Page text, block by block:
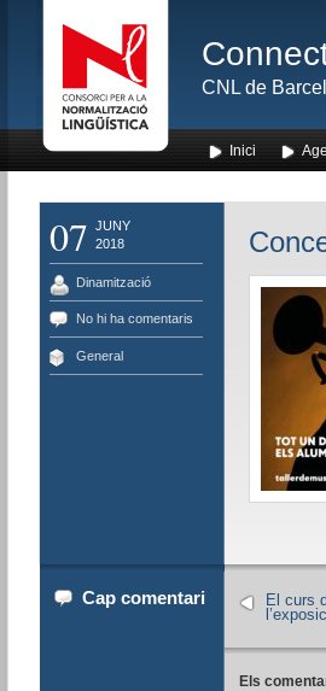
CNL de
Inici
07 JUNY
2018
Dinamització
No hi ha comentaris
General
Cap comentari
El curs
Els